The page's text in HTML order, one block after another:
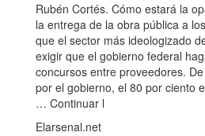
Rubén Cortés. Cómo estará la
la entrega de la obra pública a
que el sector más ideologizado
exigir que el gobierno federal
concursos entre proveedores.
por el gobierno, el 80 por ciento
… Continuar l
Elarsenal.net